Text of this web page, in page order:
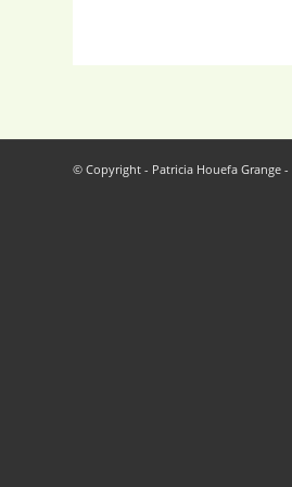
© Copyright - Patricia Houefa Grange -